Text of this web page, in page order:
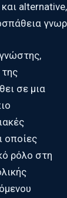
σε μια
οποίες
ρόλο στη